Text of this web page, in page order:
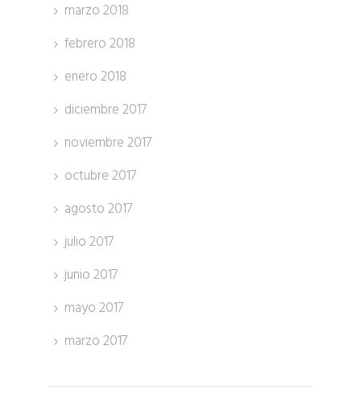
marzo 2018
febrero 2018
enero 2018
diciembre 2017
noviembre 2017
octubre 2017
agosto 2017
julio 2017
junio 2017
mayo 2017
marzo 2017